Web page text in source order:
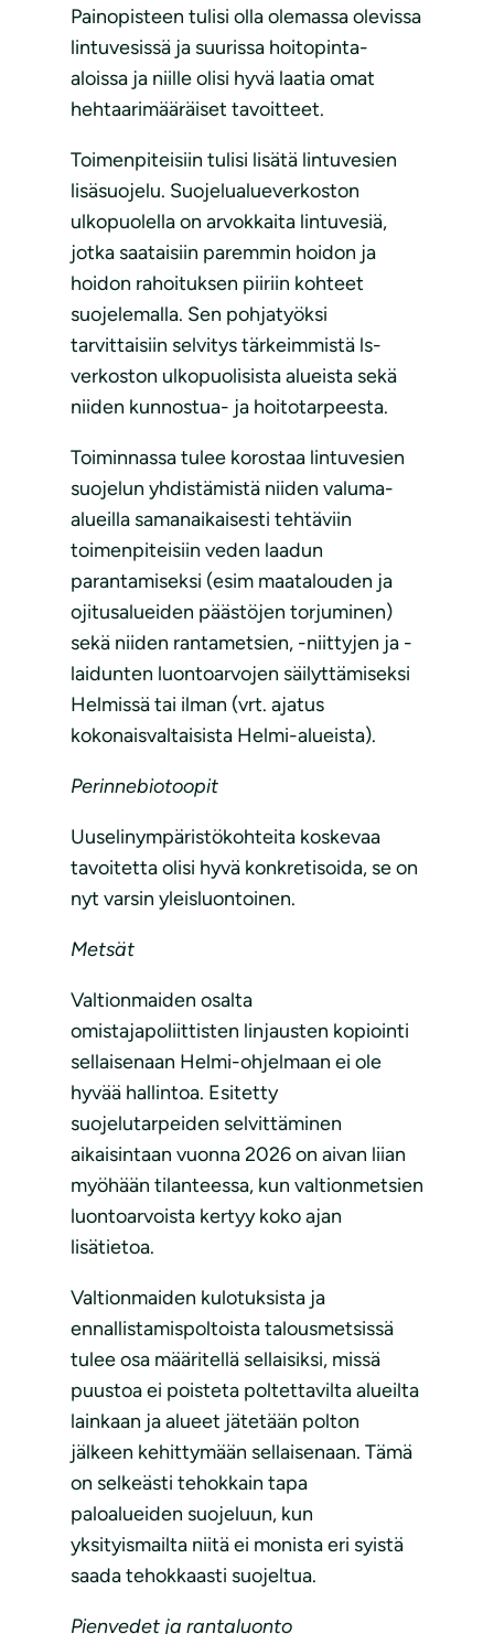
Painopisteen tulisi olla olemassa olevissa
lintuvesissä ja suurissa hoitopinta-
aloissa ja niille olisi hyvä laatia omat
hehtaarimääräiset tavoitteet.
Toimenpiteisiin tulisi lisätä lintuvesien
lisäsuojelu. Suojelualueverkoston
ulkopuolella on arvokkaita lintuvesiä,
jotka saataisiin paremmin hoidon ja
hoidon rahoituksen piiriin kohteet
suojelemalla. Sen pohjatyöksi
tarvittaisiin selvitys tärkeimmistä ls-
verkoston ulkopuolisista alueista sekä
niiden kunnostua- ja hoitotarpeesta.
Toiminnassa tulee korostaa lintuvesien
suojelun yhdistämistä niiden valuma-
alueilla samanaikaisesti tehtäviin
toimenpiteisiin veden laadun
parantamiseksi (esim maatalouden ja
ojitusalueiden päästöjen torjuminen)
sekä niiden rantametsien, -niittyjen ja -
laidunten luontoarvojen säilyttämiseksi
Helmissä tai ilman (vrt. ajatus
kokonaisvaltaisista Helmi-alueista).
Perinnebiotoopit
Uuselinympäristökohteita koskevaa
tavoitetta olisi hyvä konkretisoida, se on
nyt varsin yleisluontoinen.
Metsät
Valtionmaiden osalta
omistajapoliittisten linjausten kopiointi
sellaisenaan Helmi-ohjelmaan ei ole
hyvää hallintoa. Esitetty
suojelutarpeiden selvittäminen
aikaisintaan vuonna 2026 on aivan liian
myöhään tilanteessa, kun valtionmetsien
luontoarvoista kertyy koko ajan
lisätietoa.
Valtionmaiden kulotuksista ja
ennallistamispoltoista talousmetsissä
tulee osa määritellä sellaisiksi, missä
puustoa ei poisteta poltettavilta alueilta
lainkaan ja alueet jätetään polton
jälkeen kehittymään sellaisenaan. Tämä
on selkeästi tehokkain tapa
paloalueiden suojeluun, kun
yksityismailta niitä ei monista eri syistä
saada tehokkaasti suojeltua.
Pienvedet ja rantaluonto